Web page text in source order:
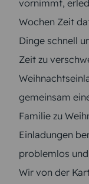
vornimmt,
Wochen Zeit
Dinge schnell
Zeit zu
gemeinsam
Familie zu
Einladungen
problemlos
Wir von der